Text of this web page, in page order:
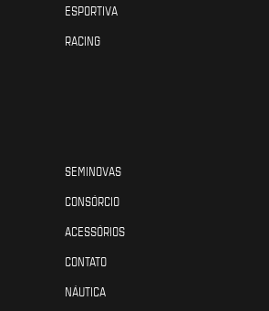
ESPORTIVA
RACING
SEMINOVAS
CONSÓRCIO
ACESSÓRIOS
CONTATO
NÁUTICA